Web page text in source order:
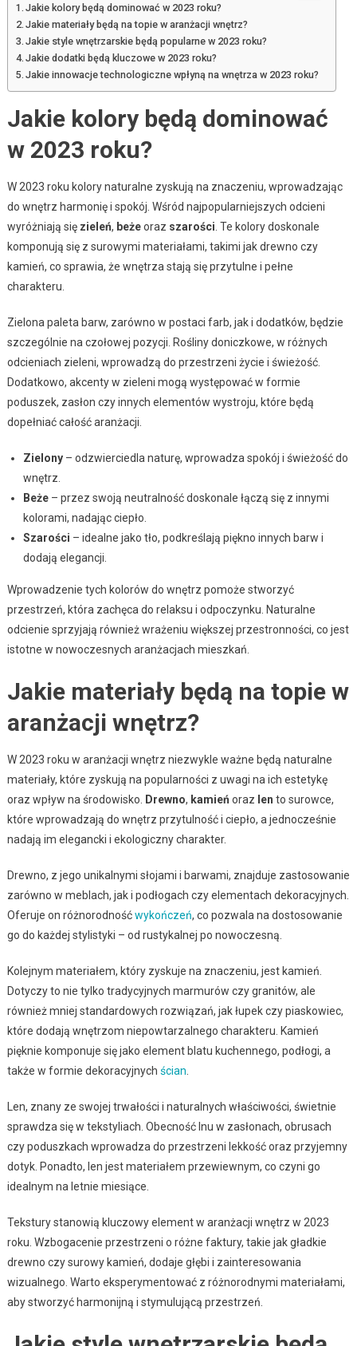
Jakie kolory będą dominować w 2023 roku?
Jakie materiały będą na topie w aranżacji wnętrz?
Jakie style wnętrzarskie będą popularne w 2023 roku?
Jakie dodatki będą kluczowe w 2023 roku?
Jakie innowacje technologiczne wpłyną na wnętrza w 2023 roku?
Jakie kolory będą dominować
w 2023 roku?
W 2023 roku kolory naturalne zyskują na znaczeniu, wprowadzając
do wnętrz harmonię i spokój. Wśród najpopularniejszych odcieni
wyróżniają się zieleń, beżeoraz szarości . Te kolory doskonale
komponują się z surowymi materiałami, takimi jak drewno czy
kamień, co sprawia, że wnętrza stają się przytulne i pełne
charakteru.
Zielona paleta barw, zarówno w postaci farb, jak i dodatków, będzie
szczególnie na czołowej pozycji. Rośliny doniczkowe, w różnych
odcieniach zieleni, wprowadzą do przestrzeni życie i świeżość.
Dodatkowo, akcenty w zieleni mogą występować w formie
poduszek, zasłon czy innych elementów wystroju, które będą
dopełniać całość aranżacji.
Zielony– odzwierciedla naturę, wprowadza spokój i świeżość do
wnętrz.
Beże– przez swoją neutralność doskonale łączą się z innymi
kolorami, nadając ciepło.
Szarości – idealne jako tło, podkreślają piękno innych barw i
dodają elegancji.
Wprowadzenie tych kolorów do wnętrz pomoże stworzyć
przestrzeń, która zachęca do relaksu i odpoczynku. Naturalne
odcienie sprzyjają również wrażeniu większej przestronności, co jest
istotne w nowoczesnych aranżacjach mieszkań.
Jakie materiały będą na topie w
aranżacji wnętrz?
W 2023 roku w aranżacji wnętrz niezwykle ważne będą naturalne
materiały, które zyskują na popularności z uwagi na ich estetykę
oraz wpływ na środowisko.
Drewno, kamień oraz len to surowce,
które wprowadzają do wnętrz przytulność i ciepło, a jednocześnie
nadają im elegancki i ekologiczny charakter.
Drewno, z jego unikalnymi słojami i barwami, znajduje zastosowanie
zarówno w meblach, jak i podłogach czy elementach dekoracyjnych.
Oferuje on różnorodnośćwykończeń, co pozwala na dostosowanie
go do każdej stylistyki – od rustykalnej po nowoczesną.
Kolejnym materiałem, który zyskuje na znaczeniu, jest kamień.
Dotyczy to nie tylko tradycyjnych marmurów czy granitów, ale
również mniej standardowych rozwiązań, jak łupek czy piaskowiec,
które dodają wnętrzom niepowtarzalnego charakteru. Kamień
pięknie komponuje się jako element blatu kuchennego, podłogi, a
także w formie dekoracyjnych ścian
Len, znany ze swojej trwałości i naturalnych właściwości, świetnie
sprawdza się w tekstyliach. Obecność lnu w zasłonach, obrusach
czy poduszkach wprowadza do przestrzeni lekkość oraz przyjemny
dotyk. Ponadto, len jest materiałem przewiewnym, co czyni go
idealnym na letnie miesiące.
Tekstury stanowią kluczowy element w aranżacji wnętrz w 2023
roku. Wzbogacenie przestrzeni o różne faktury, takie jak gładkie
drewno czy surowy kamień, dodaje głębi i zainteresowania
wizualnego. Warto eksperymentować z różnorodnymi materiałami,
aby stworzyć harmonijną i stymulującą przestrzeń.